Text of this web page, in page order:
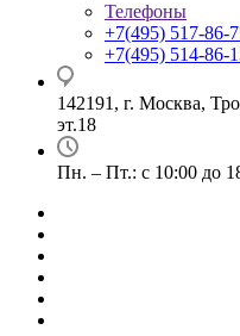
Телефоны
+7(495) 517-86-
+7(495) 514-86-
142191, г. Москва,
эт.18
Пн. – Пт.: с 10:00 до